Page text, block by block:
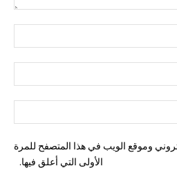
وموقع الويب في هذا المتصفح للمرة
الأولى التي أعلق فيها.